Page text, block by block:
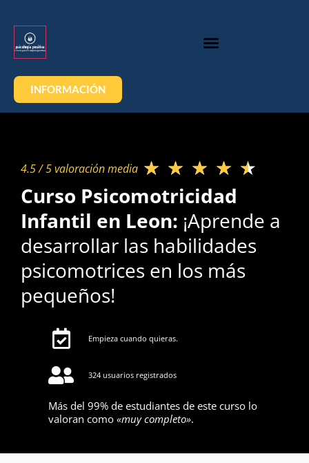
INFORMACIÓN
4.5 / 5 valoración media​ ★ ★ ★ ★ ★
Curso Psicomotricidad
Infantil en Leon: ¡Aprende a
desarrollar las habilidades
psicomotrices en los más
pequeños!
Empieza cuando quieras.
324 usuarios registrados
Más del 99% de estudiantes de este curso lo
valoran como «muy completo».